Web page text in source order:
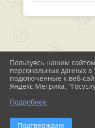
2026 г. 37ds-rostov.ru
Пользуясь нашим
персональных данных а
подключенные к веб-
Яндекс Метрика,
Подробнее
Подтверждаю